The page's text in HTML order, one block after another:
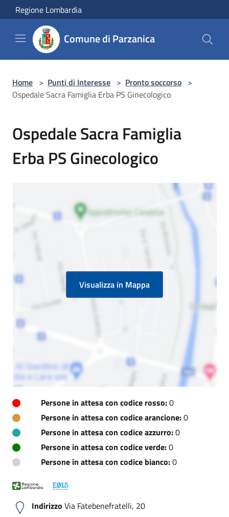
Salta al contenuto principale
Regione Lombardia
Comune di Parzanica
Home > Punti di Interesse > Pronto soccorso >
Ospedale Sacra Famiglia Erba PS Ginecologico
Ospedale Sacra Famiglia
Erba PS Ginecologico
Visualizza in Mappa
Persone in attesa con codice rosso:0
Persone in attesa con codice arancione:0
Persone in attesa con codice azzurro:0
Persone in attesa con codice verde:0
Persone in attesa con codice bianco:0
Indirizzo Via Fatebenefratelli, 20